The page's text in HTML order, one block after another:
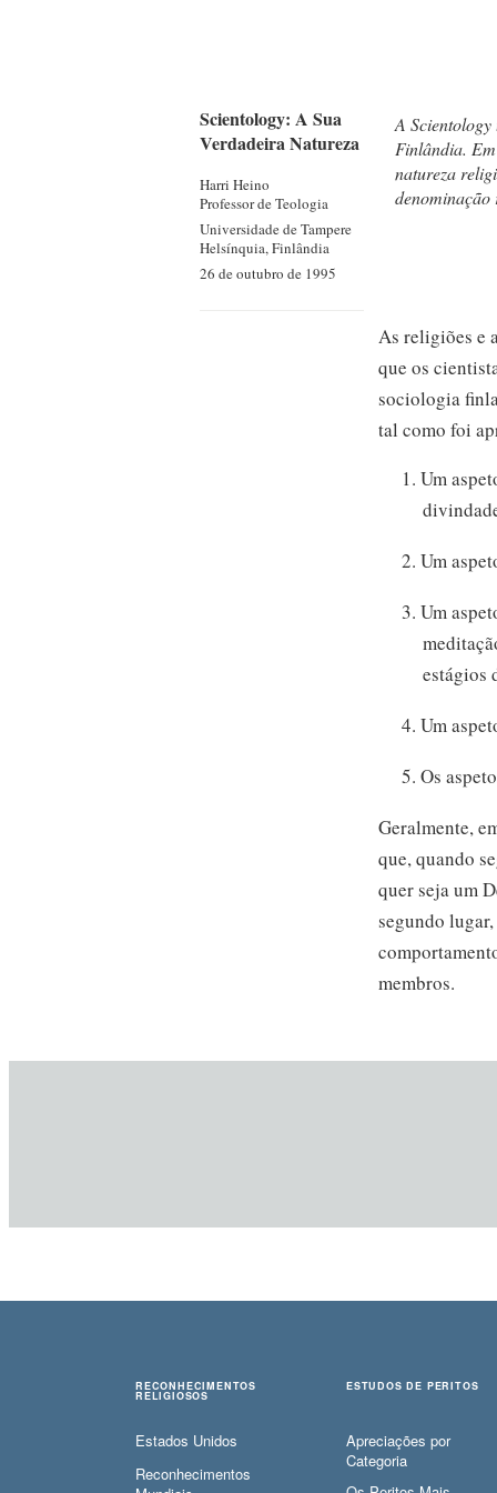
Scientology: A Sua
Verdadeira Natureza
Harri Heino
Professor de Teologia
Universidade de Tampere
Helsínquia, Finlândia
26 de outubro de 1995
A
Finlândia.
natureza
denominação
As religiões e
que os
sociologia
tal como foi
1. Um
2. Um
3. Um
estágios
4. Um
5. Os
Geralmente,
que, quando
quer seja um
segundo
membros.
RECONHECIMENTOS
RELIGIOSOS
Estados Unidos
Reconhecimentos
ESTUDOS DE PERITOS
Apreciações por
Categoria